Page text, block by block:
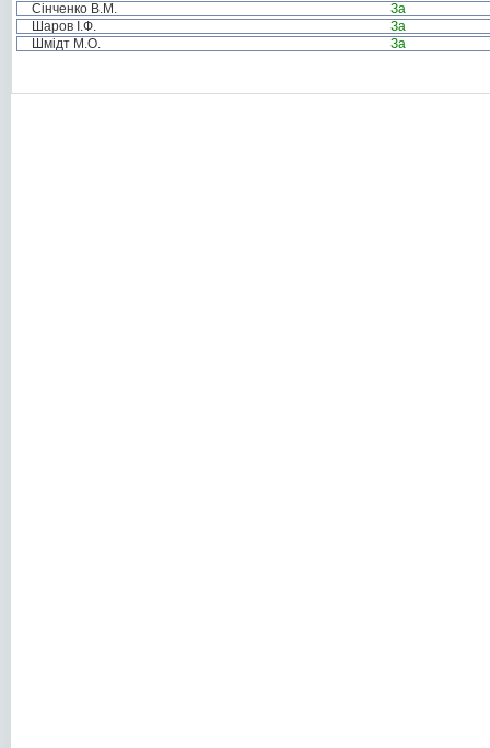
Сінченко В.М.
За
Шаров І.Ф.
За
Шмідт М.О.
За